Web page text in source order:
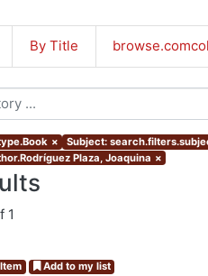
By Title
× Subject:
Plaza, Joaquina ×
1
Item Add to my list